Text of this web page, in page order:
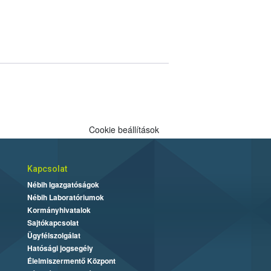
Cookie beállítások
Kapcsolat
Nébih Igazgatóságok
Nébih Laboratóriumok
Kormányhivatalok
Sajtókapcsolat
Ügyfélszolgálat
Hatósági jogsegély
Élelmiszermentő Központ